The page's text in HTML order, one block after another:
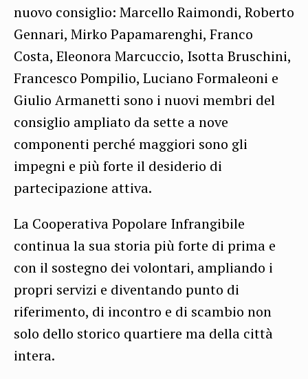
nuovo consiglio: Marcello Raimondi, Roberto
Gennari, Mirko Papamarenghi, Franco
Costa, Eleonora Marcuccio, Isotta Bruschini,
Francesco Pompilio, Luciano Formaleoni e
Giulio Armanetti sono i nuovi membri del
consiglio ampliato da sette a nove
componenti perché maggiori sono gli
impegni e più forte il desiderio di
partecipazione attiva.
La Cooperativa Popolare Infrangibile
continua la sua storia più forte di prima e
con il sostegno dei volontari, ampliando i
propri servizi e diventando punto di
riferimento, di incontro e di scambio non
solo dello storico quartiere ma della città
intera.